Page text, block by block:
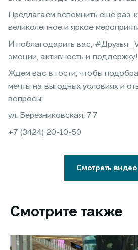
Предлагаем вспомнить ещё раз,
великолепное и яркое
И поблагодарить вас,
эмоции, активность и поддержку!
Ждем вас в гости, чтобы
мечты на выгодных условиях и
вопросы:
ул. Березниковская, 77
+7 (3424) 20-10-50
Смотреть видео
Смотрите также